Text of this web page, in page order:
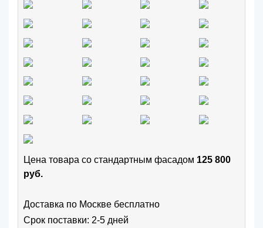
Цена товара cо стандартным фасадом 125 800
руб.
Доставка по Москве бесплатно
Срок поставки: 2-5 дней